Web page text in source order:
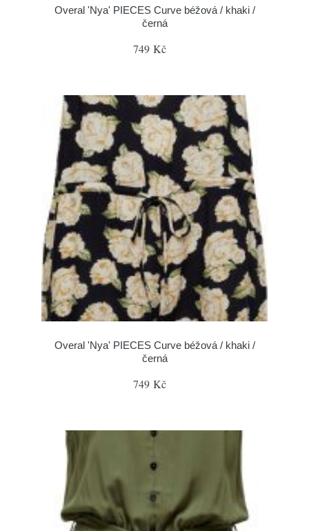
Overal 'Nya' PIECES Curve béžová / khaki /
černá
749 Kč
Overal 'Nya' PIECES Curve béžová / khaki /
černá
749 Kč